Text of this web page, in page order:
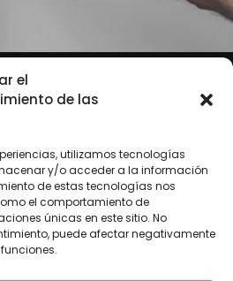
el
de las
utilizamos tecnologías
y/o acceder a la información
de estas tecnologías nos
el comportamiento de
únicas en este sitio. No
puede afectar negativamente
– NextGenerationEU. Sin embargo, los
expresadas son únicamente los del autor o
los de la Unión Europea o la Comisión
ni la Comisión Europea pueden ser
responsables de las mismas»